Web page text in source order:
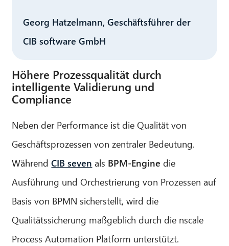
Georg Hatzelmann, Geschäftsführer der
CIB software GmbH
Höhere Prozessqualität durch
intelligente Validierung und
Compliance
Neben der Performance ist die Qualität von
Geschäftsprozessen von zentraler Bedeutung.
WährendCIB seven als BPM-Engine die
Ausführung und Orchestrierung von Prozessen auf
Basis von BPMN sicherstellt, wird die
Qualitätssicherung maßgeblich durch die nscale
Process Automation Platform unterstützt.